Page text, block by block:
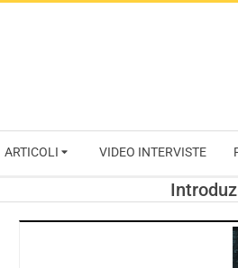
ARTICOLI VIDEO INTERVISTE